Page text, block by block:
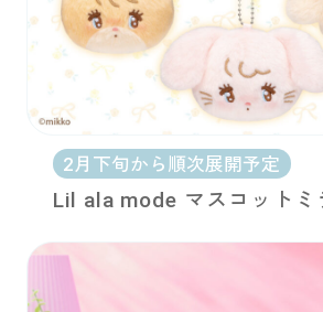
2月下旬から順次展開予定
Lil ala mode マスコットミ